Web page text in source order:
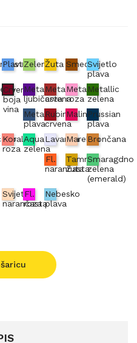
PlavaZelenaŽuta SmeđaSvijetlo
plava
Crvena
boja
vina
Metallic
ljubičasta
Metallic
crvena
Metallic
roza
Metallic
zelena
Metallic
plava
Rubin
crvena
MalinaPrussian
plava
Koraljno
roza
Aqua
zelena
LavandaMarelicaBrončana
Fl.
narančasta
Tamno
žuta
Smaragdno
zelena
(emerald)
Svijetlo
narančasta
Fl.
roza
Nebesko
plava